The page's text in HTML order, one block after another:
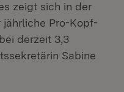
zeigt sich in der
Pro-Kopf-
derzeit 3,3
Sabine